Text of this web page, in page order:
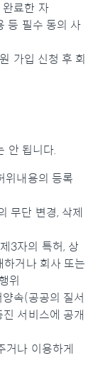
료한 자
등 필수 동의 사
가입 신청 후 회
안 됩니다.
위내용의 등록
무단 변경, 삭제
3자의 특허, 상
하거나 회사 또는
위
속(공공의 질서
서비스에 공개
거나 이용하게